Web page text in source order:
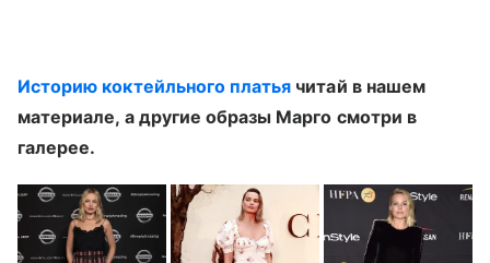
Историю коктейльного платья читай в нашем
материале, а другие образы Марго смотри в
галерее.